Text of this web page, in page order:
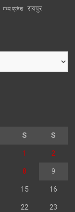
मध्य प्रदेश रायपुर
S S
1 2
8 9
15 16
22 23